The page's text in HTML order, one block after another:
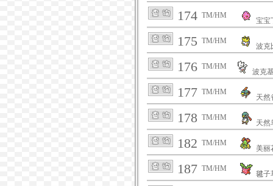
174 TM/HM
宝宝
175 TM/HM
波克
176 TM/HM
波克
177 TM/HM
天然
178 TM/HM
天然
182 TM/HM
美丽
187 TM/HM
毽子